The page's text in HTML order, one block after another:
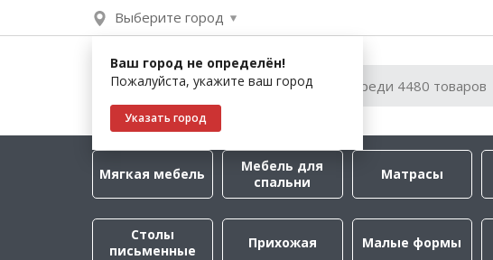
Выберите город
Ваш город не определён!
Пожалуйста, укажите ваш город
Указать город
Мягкая мебель
Мебель для
спальни
Матрасы
Столы
письменные
Прихожая Малые формы